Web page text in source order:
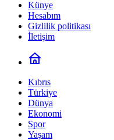
Künye
Hesabım
Gizlilik politikası
İletişim
Kıbrıs
Türkiye
Dünya
Ekonomi
Spor
Yaşam